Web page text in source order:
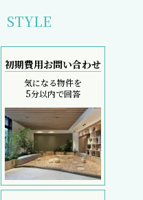
STYLE
初期費用お問い合わせ
気になる物件を
5分以内で回答